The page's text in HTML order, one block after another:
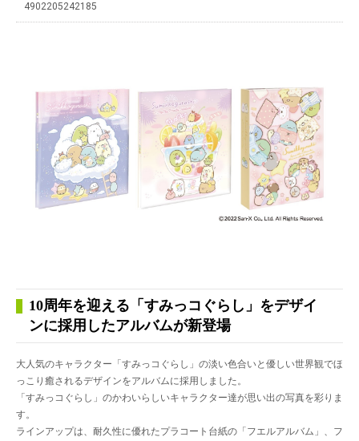
4902205242185
10周年を迎える「すみっコぐらし」をデザイ
ンに採用したアルバムが新登場
大人気のキャラクター「すみっコぐらし」の淡い色合いと優しい世界観でほ
っこり癒されるデザインをアルバムに採用しました。
「すみっコぐらし」のかわいらしいキャラクター達が思い出の写真を彩りま
す。
ラインアップは、耐久性に優れたプラコート台紙の「フエルアルバム」、フ